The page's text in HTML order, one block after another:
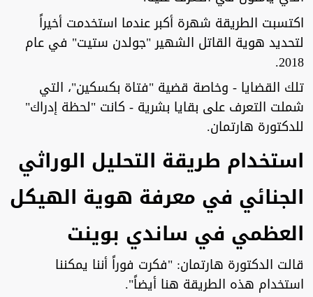
اكتسبت الطريقة شهرة أكبر عندما استخدمت أخيراً
لتحديد هوية القاتل الشهير "جولدن ستيت" في عام
2018.
تلك القضايا - وخاصة قضية "فتاة بكسكين"، التي
شملت التعرف على بقايا بشرية - كانت "لحظة إدراك"
للدكتورة هارتمان.
استخدام طريقة التحليل الوراثي
الجنائي في معرفة هوية الهيكل
العظمي في ساندي بوينت
قالت الدكتورة هارتمان: "فكرت فوراً أننا يمكننا
استخدام هذه الطريقة هنا أيضاً".